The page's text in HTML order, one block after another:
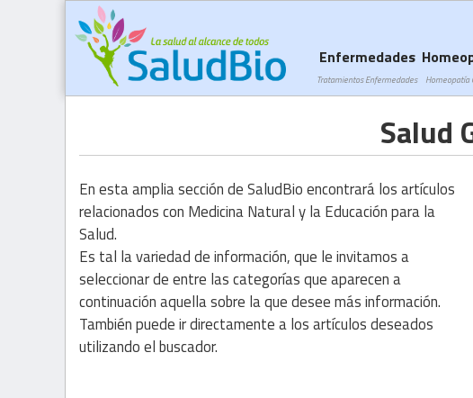
Salud
En esta amplia sección de SaludBio encontrará los artículos
relacionados con Medicina Natural y la Educación para la
Salud.
Es tal la variedad de información, que le invitamos a
seleccionar de entre las categorías que aparecen a
continuación aquella sobre la que desee más información.
También puede ir directamente a los artículos deseados
utilizando el buscador.
Enfermedades
Tratamientos Enfermedades Homeopatía